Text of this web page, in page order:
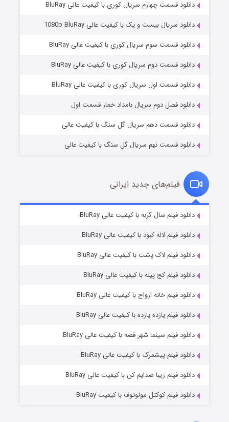
مردگان متحرک: شهر مرده ۳
قسمت۲ (زیرنویس) منتشر شد
قسمت۷ (زیرنویس) منتشر شد
دانلود قسمت چهارم سریال کوری با کیفیت عالی BluRay
دانلود سریال بیست و یک با کیفیت عالی 1080p BluRay
دانلود قسمت سوم سریال کوری با کیفیت عالی BluRay
دانلود قسمت دوم سریال کوری با کیفیت عالی BluRay
دانلود قسمت اول سریال کوری با کیفیت عالی BluRay
دانلود فصل دوم سریال بامداد خمار قسمت اول
دانلود قسمت دهم سریال گل سنگ با کیفیت عالی
دانلود قسمت نهم سریال گل سنگ با کیفیت عالی
فیلم‌های جدید ایرانی
دانلود فیلم سال گربه با کیفیت عالی BluRay
دانلود فیلم لاله کبود با کیفیت عالی BluRay
دانلود فیلم لاک پشت با کیفیت عالی BluRay
دانلود فیلم کج‌ پیله با کیفیت عالی BluRay
دانلود فیلم خانه ارواح با کیفیت عالی BluRay
دانلود فیلم یازده یازده با کیفیت عالی BluRay
دانلود فیلم سینما شهر قصه با کیفیت عالی BluRay
دانلود فیلم پیشمرگ با کیفیت عالی BluRay
دانلود فیلم زیبا صدایم کن با کیفیت عالی BluRay
دانلود فیلم کوکتل مولوتوف با کیفیت BluRay